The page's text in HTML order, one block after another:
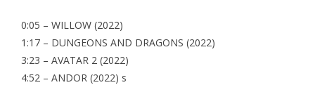
0:05 – WILLOW (2022)
1:17 – DUNGEONS AND DRAGONS (2022)
3:23 – AVATAR 2 (2022)
4:52 – ANDOR (2022) s